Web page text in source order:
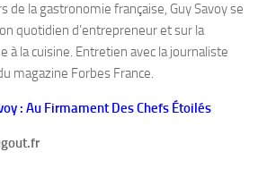
de la gastronomie française, Guy Savoy se
quotidien d’entrepreneur et sur la
à la cuisine. Entretien avec la journaliste
magazine Forbes France.
: Au Firmament Des Chefs Étoilés